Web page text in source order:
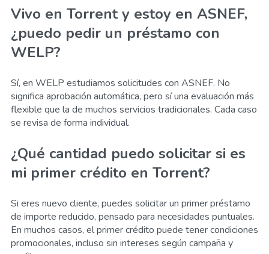
Vivo en Torrent y estoy en ASNEF,
¿puedo pedir un préstamo con
WELP?
Sí, en WELP estudiamos solicitudes con ASNEF. No
significa aprobación automática, pero sí una evaluación más
flexible que la de muchos servicios tradicionales. Cada caso
se revisa de forma individual.
¿Qué cantidad puedo solicitar si es
mi primer crédito en Torrent?
Si eres nuevo cliente, puedes solicitar un primer préstamo
de importe reducido, pensado para necesidades puntuales.
En muchos casos, el primer crédito puede tener condiciones
promocionales, incluso sin intereses según campaña y